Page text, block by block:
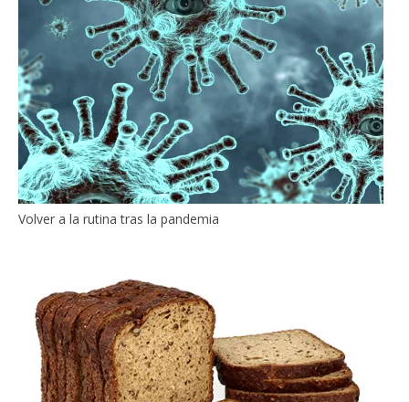
Volver a la rutina tras la pandemia